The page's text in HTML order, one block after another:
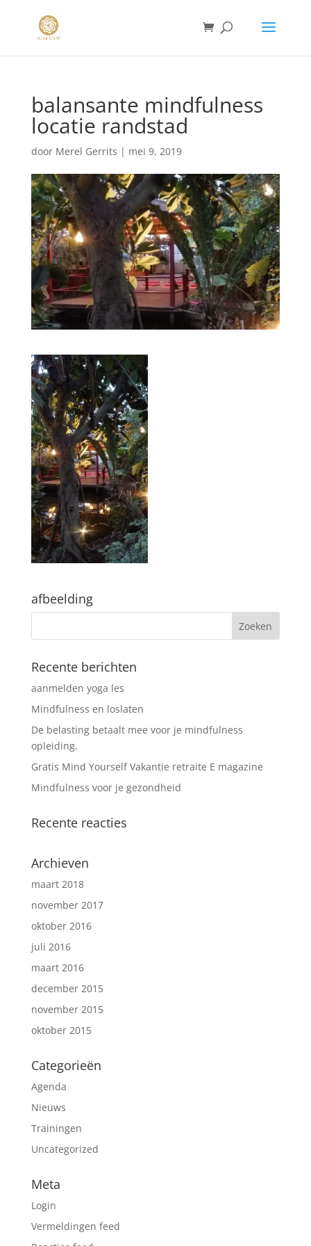
balansante mindfulness
locatie randstad
door Merel Gerrits | mei 9, 2019
afbeelding
Recente berichten
aanmelden yoga les
Mindfulness en loslaten
De belasting betaalt mee voor je mindfulness
opleiding.
Gratis Mind Yourself Vakantie retraite E magazine
Mindfulness voor je gezondheid
Recente reacties
Archieven
maart 2018
november 2017
oktober 2016
juli 2016
maart 2016
december 2015
november 2015
oktober 2015
Categorieën
Agenda
Nieuws
Trainingen
Uncategorized
Meta
Login
Vermeldingen feed